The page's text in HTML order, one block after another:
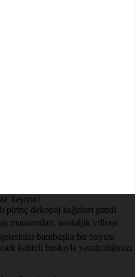
Taşıyın!
pirinç dekopaj kağıtları şimdi
manzaraları, nostaljik yılbaşı
bambaşka bir boyuta
kaliteli baskıyla yaratıcılığınızı